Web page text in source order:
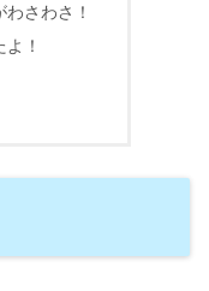
さわさ！
！